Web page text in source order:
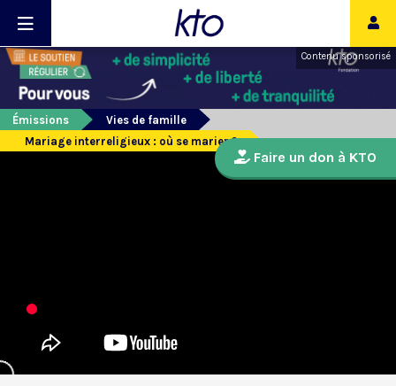
Contenu sponsorisé
Émissions
Vies de famille
Mariage interreligieux : où se marier ?
Faire un don à KTO